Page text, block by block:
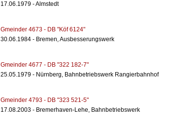
17.06.1979 - Almstedt
Gmeinder 4673 - DB "Köf 6124"
30.06.1984 - Bremen, Ausbesserungswerk
Gmeinder 4677 - DB "322 182-7"
25.05.1979 - Nürnberg, Bahnbetriebswerk Rangierbahnhof
Gmeinder 4793 - DB "323 521-5"
17.08.2003 - Bremerhaven-Lehe, Bahnbetriebswerk